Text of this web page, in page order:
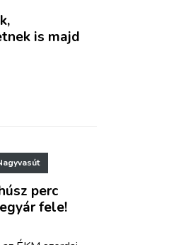
is majd
perc
fele!